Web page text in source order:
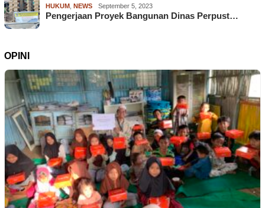
HUKUM NEWS September 5, 2023
Pengerjaan Proyek Bangunan Dinas Perpust…
OPINI